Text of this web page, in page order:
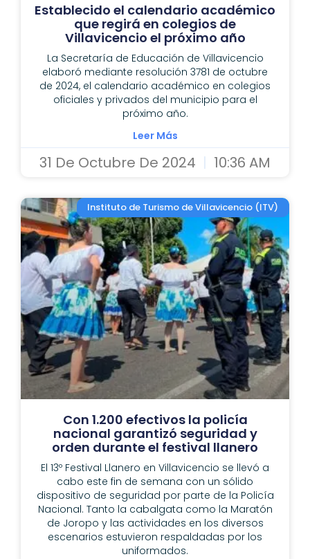
Establecido el calendario académico
que regirá en colegios de
Villavicencio el próximo año
La Secretaría de Educación de Villavicencio
elaboró mediante resolución 3781 de octubre
de 2024, el calendario académico en colegios
oficiales y privados del municipio para el
próximo año.
Leer Más
31 De Octubre De 2024 10:36 AM
Instituto de Turismo de Villavicencio (ITV)
Con 1.200 efectivos la policía
nacional garantizó seguridad y
orden durante el festival llanero
El 13º Festival Llanero en Villavicencio se llevó a
cabo este fin de semana con un sólido
dispositivo de seguridad por parte de la Policía
Nacional. Tanto la cabalgata como la Maratón
de Joropo y las actividades en los diversos
escenarios estuvieron respaldadas por los
uniformados.